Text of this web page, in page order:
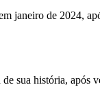
janeiro de 2024,
sua história, após